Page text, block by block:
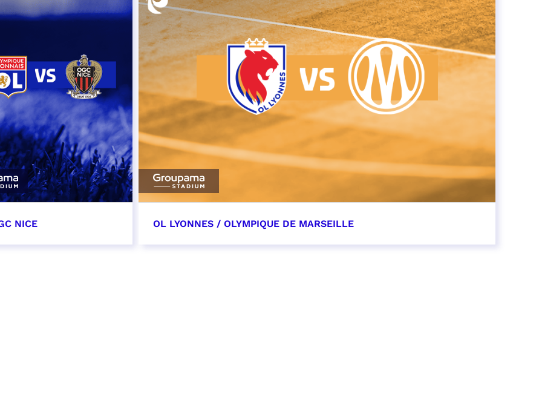
NICE OL LYONNES / OLYMPIQUE DE MARSEILLE